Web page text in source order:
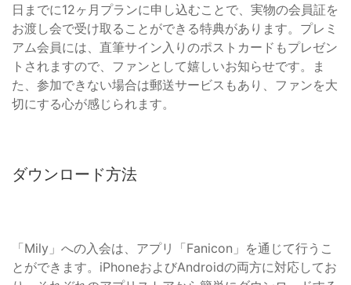
日までに12ヶ月プランに申し込むことで、実物の会員証を
お渡し会で受け取ることができる特典があります。プレミ
アム会員には、直筆サイン入りのポストカードもプレゼン
トされますので、ファンとして嬉しいお知らせです。ま
た、参加できない場合は郵送サービスもあり、ファンを大
切にする心が感じられます。
ダウンロード方法
「Mily」への入会は、アプリ「Fanicon」を通じて行うこ
とができます。iPhoneおよびAndroidの両方に対応してお